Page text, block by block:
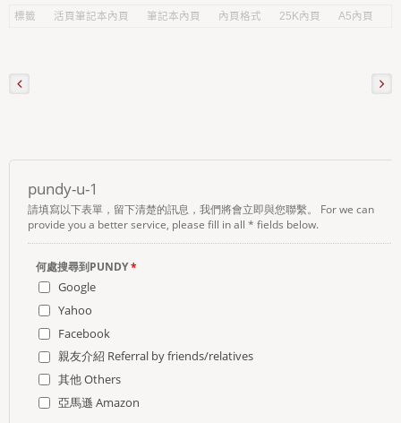
標籤 活頁筆記本內頁 筆記本內頁 內頁格式 25K內頁 A5內頁